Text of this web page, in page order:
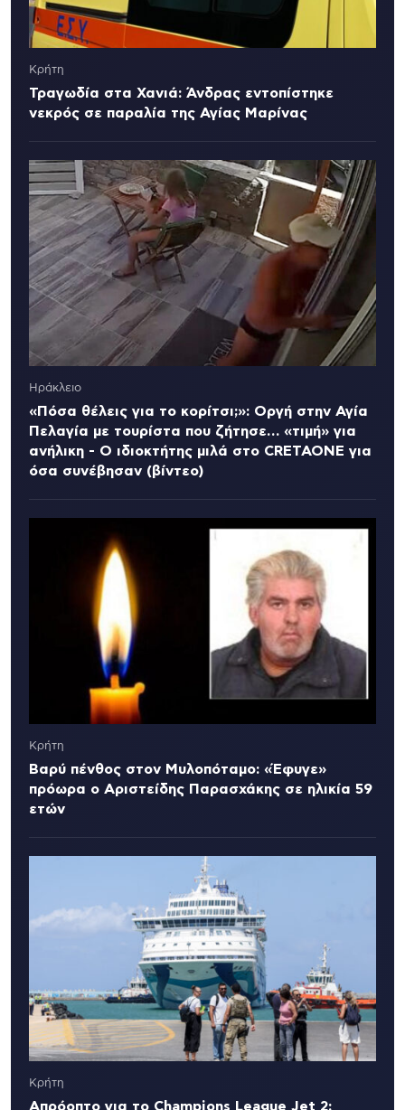
Κρήτη
Τραγωδία στα Χανιά: Άνδρας εντοπίστηκε
νεκρός σε παραλία της Αγίας Μαρίνας
Ηράκλειο
«Πόσα θέλεις για το κορίτσι;»: Οργή στην Αγία
Πελαγία με τουρίστα που ζήτησε… «τιμή» για
ανήλικη - Ο ιδιοκτήτης μιλά στο CRETAONE για
όσα συνέβησαν (βίντεο)
Κρήτη
Βαρύ πένθος στον Μυλοπόταμο: «Έφυγε»
πρόωρα ο Αριστείδης Παρασχάκης σε ηλικία 59
ετών
Κρήτη
Απρόοπτο για το Champions League Jet 2: